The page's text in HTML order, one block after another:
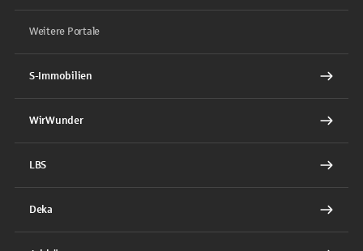
Weitere Portale
S-Immobilien
WirWunder
LBS
Deka